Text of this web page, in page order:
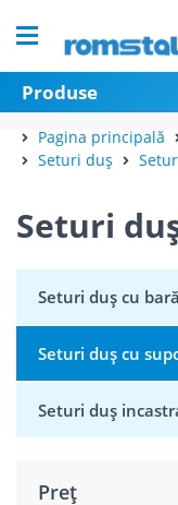
Produse
Pagina principală
Seturi duș
Seturi
Seturi duș cu bară
Seturi duș cu
Seturi duș
Preț